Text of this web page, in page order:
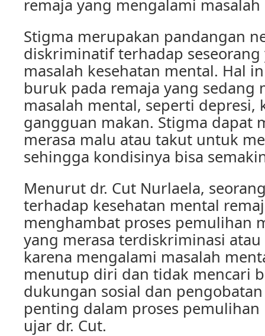
remaja yang mengalami
Stigma merupakan pandangan
diskriminatif terhadap
masalah kesehatan mental. Hal
buruk pada remaja yang sedang
masalah mental, seperti depresi,
gangguan makan. Stigma dapat
merasa malu atau takut untuk
sehingga kondisinya bisa
Menurut dr. Cut Nurlaela,
terhadap kesehatan mental
menghambat proses pemulihan
yang merasa terdiskriminasi
karena mengalami masalah
menutup diri dan tidak mencari
dukungan sosial dan
penting dalam proses pemulihan
ujar dr. Cut.